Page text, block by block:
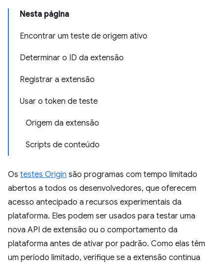
Nesta página
Encontrar um teste de origem ativo
Determinar o ID da extensão
Registrar a extensão
Usar o token de teste
Origem da extensão
Scripts de conteúdo
Os testes Origin são programas com tempo limitado
abertos a todos os desenvolvedores, que oferecem
acesso antecipado a recursos experimentais da
plataforma. Eles podem ser usados para testar uma
nova API de extensão ou o comportamento da
plataforma antes de ativar por padrão. Como elas têm
um período limitado, verifique se a extensão continua